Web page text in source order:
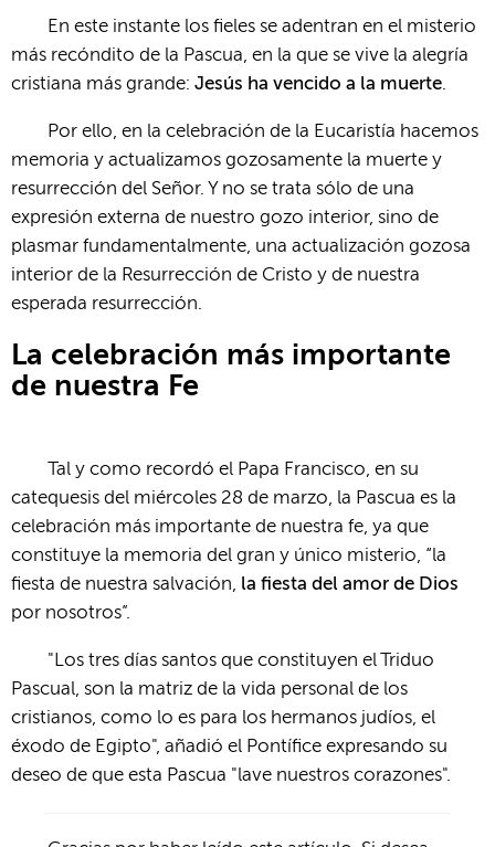
En este instante los fieles se adentran en el misterio
más recóndito de la Pascua, en la que se vive la alegría
cristiana más grande: Jesús ha vencido a la muerte.
Por ello, en la celebración de la Eucaristía hacemos
memoria y actualizamos gozosamente la muerte y
resurrección del Señor. Y no se trata sólo de una
expresión externa de nuestro gozo interior, sino de
plasmar fundamentalmente, una actualización gozosa
interior de la Resurrección de Cristo y de nuestra
esperada resurrección.
La celebración más importante
de nuestra Fe
Tal y como recordó el Papa Francisco, en su
catequesis del miércoles 28 de marzo, la Pascua es la
celebración más importante de nuestra fe, ya que
constituye la memoria del gran y único misterio, “la
fiesta de nuestra salvación, la fiesta del amor de Dios
por nosotros”.
"Los tres días santos que constituyen el Triduo
Pascual, son la matriz de la vida personal de los
cristianos, como lo es para los hermanos judíos, el
éxodo de Egipto", añadió el Pontífice expresando su
deseo de que esta Pascua "lave nuestros corazones".